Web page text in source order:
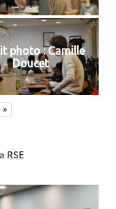
photo : Camille
Doucet
»
RSE